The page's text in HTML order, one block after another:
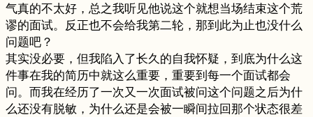
气真的不太好，总之我听见他说这个就想当场结束这个荒
谬的面试。反正也不会给我第二轮，那到此为止也没什么
问题吧？
其实没必要，但我陷入了长久的自我怀疑，到底为什么这
件事在我的简历中就这么重要，重要到每一个面试都会
问。而我在经历了一次又一次面试被问这个问题之后为什
么还没有脱敏，为什么还是会被一瞬间拉回那个状态很差